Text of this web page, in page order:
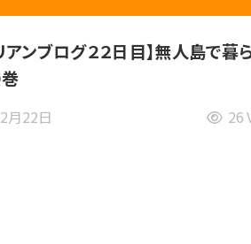
アンブログ２２日目】無人島で暮
月22日 26